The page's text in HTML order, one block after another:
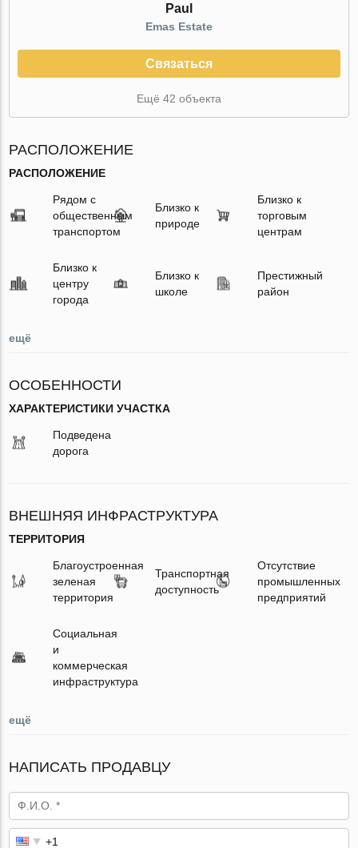
Paul
Emas Estate
Связаться
Ещё 42 объекта
РАСПОЛОЖЕНИЕ
РАСПОЛОЖЕНИЕ
Рядом с
общественным
транспортом
Близко к
природе
Близко к
торговым
центрам
Близко к
центру
города
Близко к
школе
Престижный
район
ещё
ОСОБЕННОСТИ
ХАРАКТЕРИСТИКИ УЧАСТКА
Подведена
дорога
ВНЕШНЯЯ ИНФРАСТРУКТУРА
ТЕРРИТОРИЯ
Благоустроенная
зеленая
территория
Транспортная
доступность
Отсутствие
промышленных
предприятий
Социальная
и
коммерческая
инфраструктура
ещё
НАПИСАТЬ ПРОДАВЦУ